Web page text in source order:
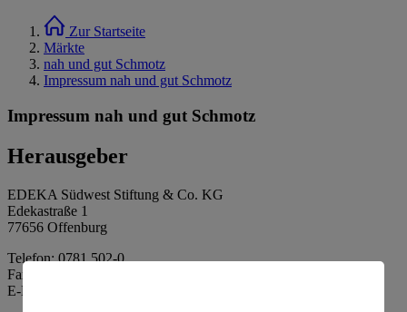
Zur Startseite
Märkte
nah und gut Schmotz
Impressum nah und gut Schmotz
Impressum nah und gut Schmotz
Herausgeber
EDEKA Südwest Stiftung & Co. KG
Edekastraße 1
77656 Offenburg
Telefon: 0781 502-0
Fax: 0781 502-6180
E-Mail: kundenservice@edeka-suedwest.de